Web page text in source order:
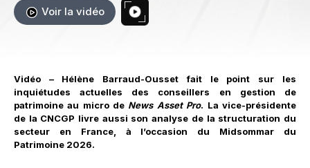
Voir la vidéo
Vidéo – Hélène Barraud-Ousset fait le point sur les
inquiétudes actuelles des conseillers en gestion de
patrimoine au micro de News Asset Pro. La vice-présidente
de la CNCGP livre aussi son analyse de la structuration du
secteur en France, à l’occasion du Midsommar du
Patrimoine 2026.